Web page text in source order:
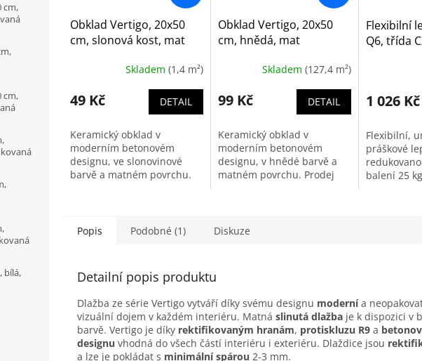
cm,
cm,
bílá,
Obklad Vertigo, 20x50
cm, slonová kost, mat
Skladem (1,4 m²)
49 Kč DETAIL
Keramický obklad v
moderním betonovém
designu, ve slonovinové
barvě a matném povrchu.
Obklad Vertigo, 20x50
cm, hnědá, mat
Skladem (127,4 m²)
99 Kč DETAIL
Keramický obklad v
moderním betonovém
designu, v hnědé barvě a
matném povrchu. Prodej
Flexibilní
Q6, třída
1 026 Kč
Flexibilní,
práškové
balení 25 kg
Popis Podobné (1) Diskuze
Detailní popis produktu
Dlažba ze série Vertigo vytváří díky svému designu modernía
vizuální dojem v každém interiéru. Matná slinutá dlažba je k dispozici v
barvě. Vertigo je díky rektifikovaným hranám, protiskluzu R9 a
designu vhodná do všech částí interiéru i exteriéru. Dlaždice jsou
a lze je pokládat s minimální spárou 2-3 mm.